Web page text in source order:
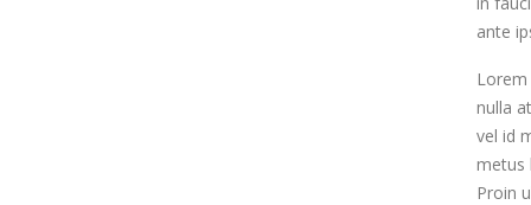
ante
nulla
vel id
metus
Proin